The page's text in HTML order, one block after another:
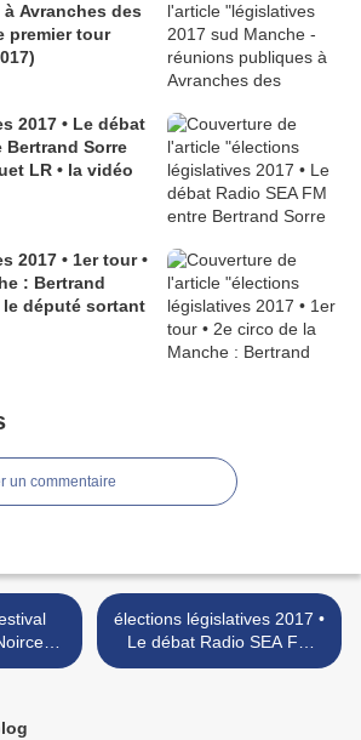
Avranches des
premier tour
2017 • Le débat
Bertrand Sorre
LR • la vidéo
2017 • 1er tour •
: Bertrand
le député sortant
un commentaire
élections législatives 2017 •
Le débat Radio SEA FM
entre Bertrand Sorre REM